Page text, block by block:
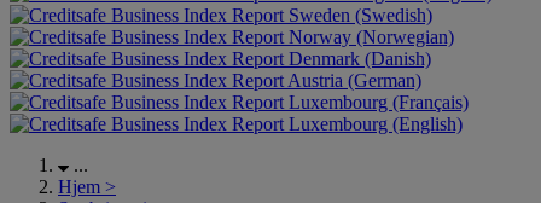
Sweden (Swedish)
Norway (Norwegian)
Denmark (Danish)
Austria (German)
Luxembourg (Français)
Luxembourg (English)
...
Hjem >